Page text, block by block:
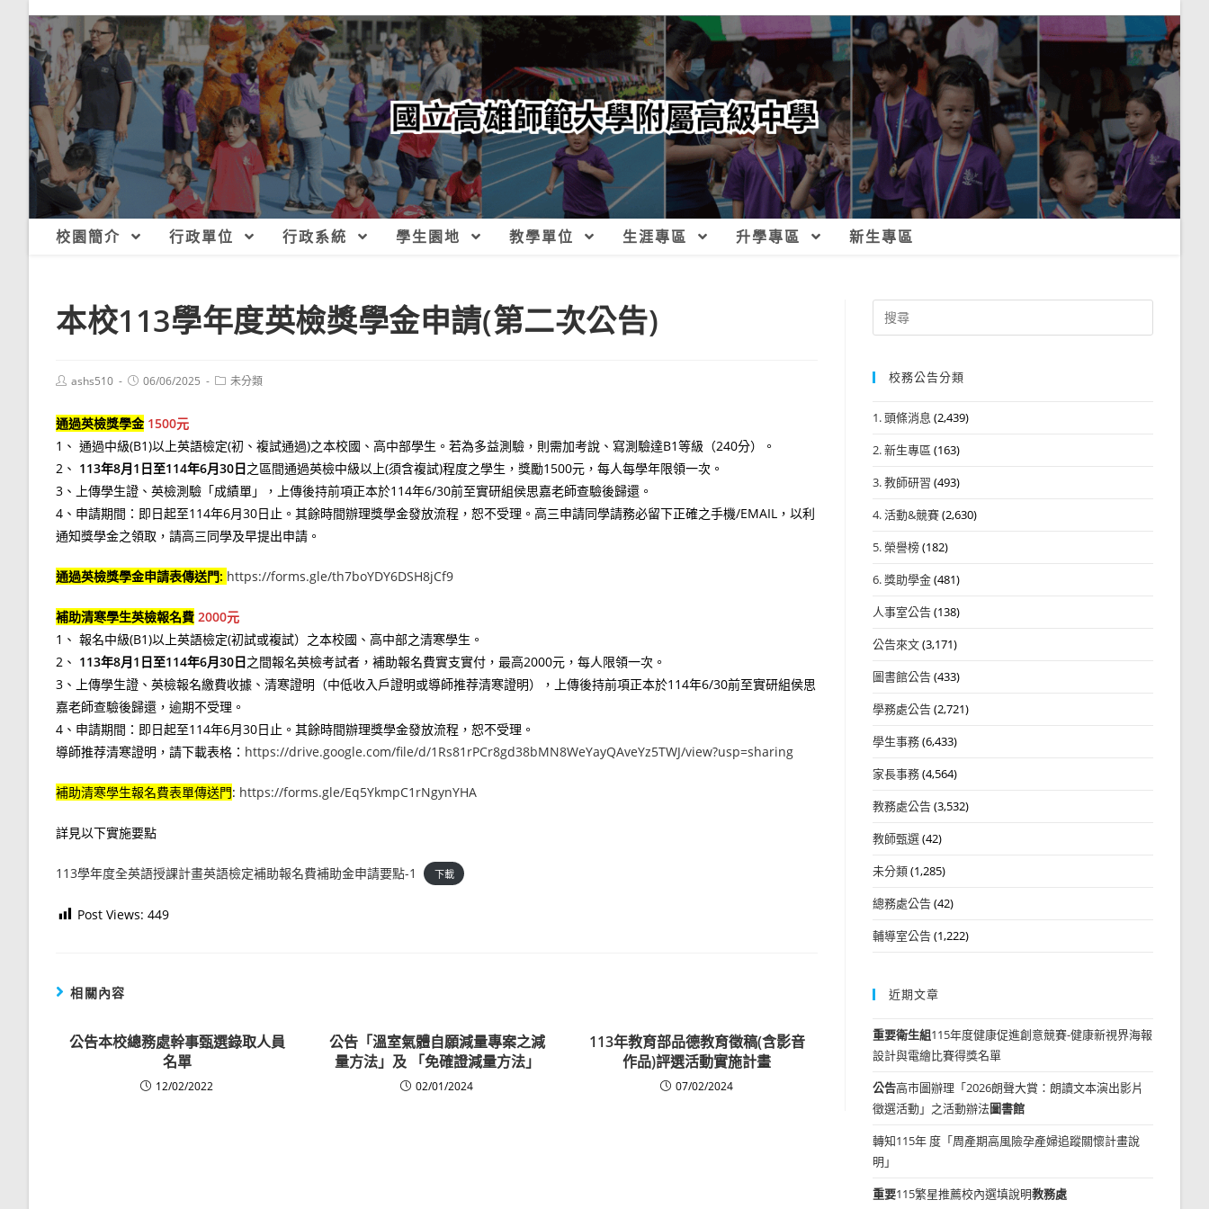
校園簡介 行政單位 行政系統 學生園地 教學單位 生涯專區 升學專區 新生專區
本校113學年度英檢獎學金申請(第二次公告)
Postashs510
Post06/06/2025
Post未分類
通過英檢獎學金 1500元
1、 通過中級(B1)以上英語檢定(初、複試通過)之本校國、高中部學生。若為多益測驗，則需加考說、寫測驗達B1等級（240分）。
2、 113年8月1日至114年6月30日之區間通過英檢中級以上(須含複試)程度之學生，獎勵1500元，每人每學年限領一次。
3、上傳學生證、英檢測驗「成績單」，上傳後持前項正本於114年6/30前至實研組侯思嘉老師查驗後歸還。
4、申請期間：即日起至114年6月30日止。其餘時間辦理獎學金發放流程，恕不受理。高三申請同學請務必留下正確之手機/EMAIL，以利
通知獎學金之領取，請高三同學及早提出申請。
通過英檢獎學金申請表傳送門: https://forms.gle/th7boYDY6DSH8jCf9
補助清寒學生英檢報名費 2000元
1、 報名中級(B1)以上英語檢定(初試或複試）之本校國、高中部之清寒學生。
2、 113年8月1日至114年6月30日之間報名英檢考試者，補助報名費實支實付，最高2000元，每人限領一次。
3、上傳學生證、英檢報名繳費收據、清寒證明（中低收入戶證明或導師推荐清寒證明），上傳後持前項正本於114年6/30前至實研組侯思
嘉老師查驗後歸還，逾期不受理。
4、申請期間：即日起至114年6月30日止。其餘時間辦理獎學金發放流程，恕不受理。
導師推荐清寒證明，請下載表格： https://drive.google.com/file/d/1Rs81rPCr8gd38bMN8WeYayQAveYz5TWJ/view?usp=sharing
補助清寒學生報名費表單傳送門: https://forms.gle/Eq5YkmpC1rNgynYHA
詳見以下實施要點
113學年度全英語授課計畫英語檢定補助報名費補助金申請要點-1 下載
Post Views: 449
相關內容
公告本校總務處幹事甄選錄取人員
名單
12/02/2022
公告「溫室氣體自願減量專案之減
量方法」及 「免確證減量方法」
02/01/2024
113年教育部品德教育徵稿(含影音
作品)評選活動實施計畫
07/02/2024
Search
for:
校務公告分類
1. 頭條消息 (2,439)
2. 新生專區 (163)
3. 教師研習 (493)
4. 活動&競賽(2,630)
5. 榮譽榜(182)
6. 獎助學金(481)
人事室公告(138)
公告來文(3,171)
圖書館公告(433)
學務處公告(2,721)
學生事務(6,433)
家長事務(4,564)
教務處公告(3,532)
教師甄選(42)
未分類(1,285)
總務處公告(42)
輔導室公告(1,222)
近期文章
重要衛生組115年度健康促進創意競賽-健康新視界海報
設計與電繪比賽得獎名單
公告高市圖辦理「2026朗聲大賞：朗讀文本演出影片
徵選活動」之活動辦法圖書館
轉知115年 度「周產期高風險孕產婦追蹤關懷計畫說
明」
重要115繁星推薦校內選填說明教務處